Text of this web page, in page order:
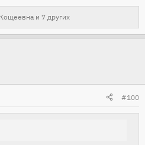
и 7 других
#100